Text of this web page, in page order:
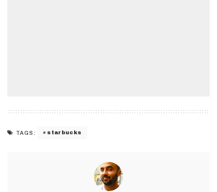
TAGS: starbucks